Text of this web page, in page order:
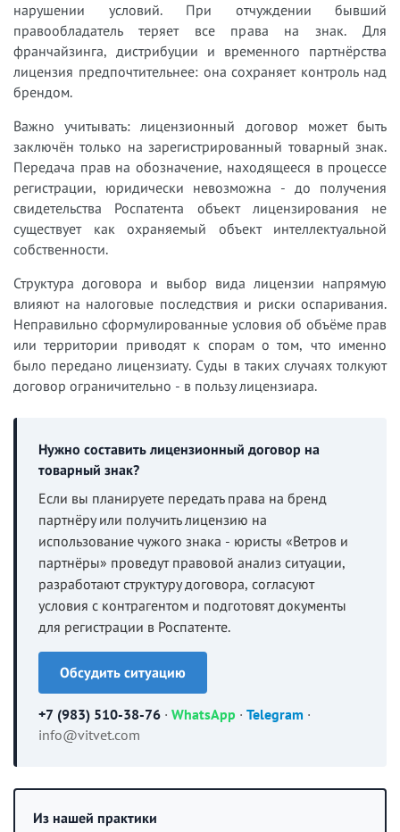
нарушении условий. При отчуждении бывший
правообладатель теряет все права на знак. Для
франчайзинга, дистрибуции и временного партнёрства
лицензия предпочтительнее: она сохраняет контроль над
брендом.
Важно учитывать: лицензионный договор может быть
заключён только на зарегистрированный товарный знак.
Передача прав на обозначение, находящееся в процессе
регистрации, юридически невозможна - до получения
свидетельства Роспатента объект лицензирования не
существует как охраняемый объект интеллектуальной
собственности.
Структура договора и выбор вида лицензии напрямую
влияют на налоговые последствия и риски оспаривания.
Неправильно сформулированные условия об объёме прав
или территории приводят к спорам о том, что именно
было передано лицензиату. Суды в таких случаях толкуют
договор ограничительно - в пользу лицензиара.
Нужно составить лицензионный договор на
товарный знак?
Если вы планируете передать права на бренд
партнёру или получить лицензию на
использование чужого знака - юристы «Ветров и
партнёры» проведут правовой анализ ситуации,
разработают структуру договора, согласуют
условия с контрагентом и подготовят документы
для регистрации в Роспатенте.
Обсудить ситуацию
+7 (983) 510-38-76 · WhatsApp · Telegram ·
info@vitvet.com
Из нашей практики